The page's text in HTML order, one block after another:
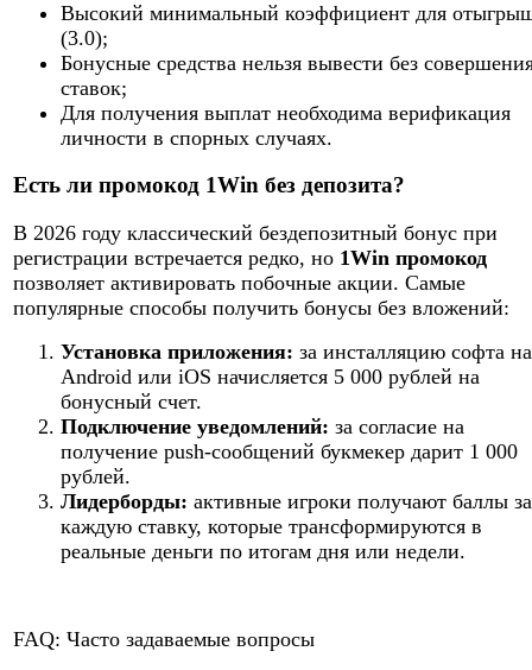
Высокий минимальный коэффициент для
(3.0);
Бонусные средства нельзя вывести без
ставок;
Для получения выплат необходима верификация
личности в спорных случаях.
Есть ли промокод 1Win без депозита?
В 2026 году классический бездепозитный бонус при
регистрации встречается редко, но 1Win промокод
позволяет активировать побочные акции. Самые
популярные способы получить бонусы без вложений:
Установка приложения: за инсталляцию софта на
Android или iOS начисляется 5 000 рублей на
бонусный счет.
Подключение уведомлений: за согласие на
получение push-сообщений букмекер дарит 1 000
рублей.
Лидерборды: активные игроки получают баллы за
каждую ставку, которые трансформируются в
реальные деньги по итогам дня или недели.
FAQ: Часто задаваемые вопросы